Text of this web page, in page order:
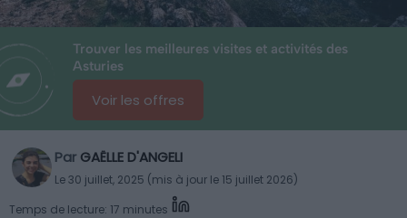
Trouver les meilleures visites et activités des
Asturies
Voir les offres
Par GAËLLE D'ANGELI
Le 30 juillet, 2025 (mis à jour le 15 juillet 2026)
Temps de lecture: 17 minutes